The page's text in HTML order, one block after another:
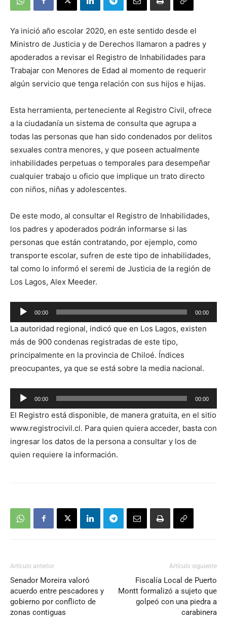
Ya inició año escolar 2020, en este sentido desde el
Ministro de Justicia y de Derechos llamaron a padres y
apoderados a revisar el Registro de Inhabilidades para
Trabajar con Menores de Edad al momento de requerir
algún servicio que tenga relación con sus hijos e hijas.
Esta herramienta, perteneciente al Registro Civil, ofrece
a la ciudadanía un sistema de consulta que agrupa a
todas las personas que han sido condenados por delitos
sexuales contra menores, y que poseen actualmente
inhabilidades perpetuas o temporales para desempeñar
cualquier trabajo u oficio que implique un trato directo
con niños, niñas y adolescentes.
De este modo, al consultar el Registro de Inhabilidades,
los padres y apoderados podrán informarse si las
personas que están contratando, por ejemplo, como
transporte escolar, sufren de este tipo de inhabilidades,
tal como lo informó el seremi de Justicia de la región de
Los Lagos, Alex Meeder.
Reproductor
de
audio
00:00 00:00
La autoridad regional, indicó que en Los Lagos, existen
más de 900 condenas registradas de este tipo,
principalmente en la provincia de Chiloé. Índices
preocupantes, ya que se está sobre la media nacional.
Reproductor
de
audio
00:00 00:00
El Registro está disponible, de manera gratuita, en el sitio
www.registrocivil.cl. Para quien quiera acceder, basta con
ingresar los datos de la persona a consultar y los de
quien requiere la información.
Artículo anterior
Senador Moreira valoró
acuerdo entre pescadores y
gobierno por conflicto de
zonas contiguas
Artículo siguiente
Fiscalía Local de Puerto
Montt formalizó a sujeto que
golpeó con una piedra a
carabinera